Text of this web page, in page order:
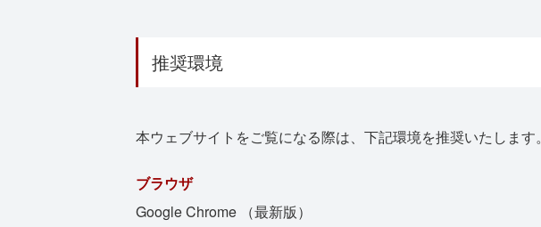
推奨環境
本ウェブサイトをご覧になる際は、下記環境を推奨いたします。
ブラウザ
Google Chrome （最新版）